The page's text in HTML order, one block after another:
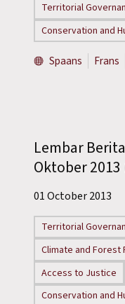
Territorial
Conservation and
Spaans Frans
Lembar
Oktober 2013
01 October 2013
Territorial
Climate and Forest
Access to Justice
Conservation and